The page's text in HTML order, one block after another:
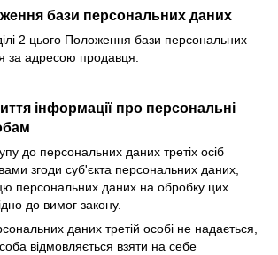
бази персональних даних
2 цього Положення бази персональних
за адресою продавця.
інформації про персональні
до персональних даних третіх осіб
згоди суб'єкта персональних даних,
персональних даних на обробку цих
до вимог закону.
даних третій особі не надається,
відмовляється взяти на себе